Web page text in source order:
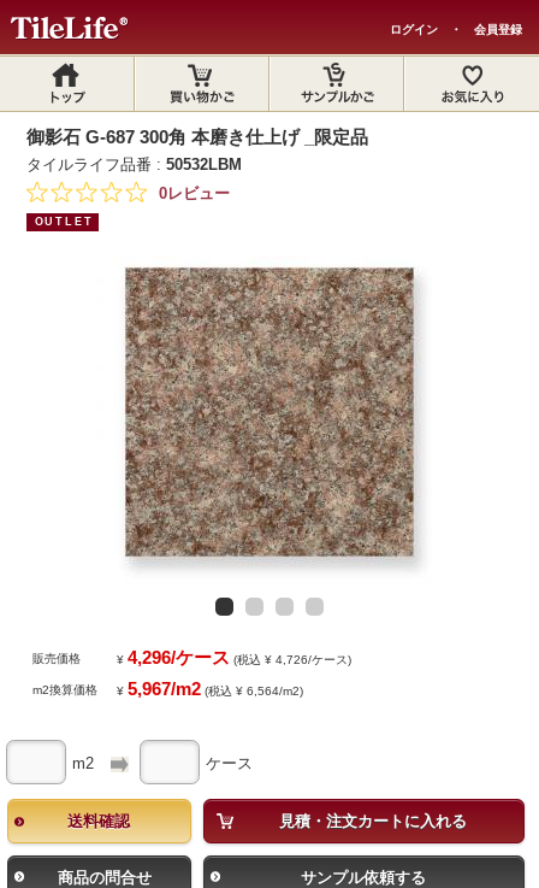
ログイン ・ 会員登録
御影石 G-687 300角 本磨き仕上げ _限定品
タイルライフ品番 :50532LBM
0レビュー
OUTLET
販売価格 ¥4,296/ケース (税込 ¥ 4,726/ケース)
m2換算価格 ¥5,967/m2 (税込 ¥ 6,564/m2)
m2 ケース
送料確認 見積・注文カートに入れる
商品の問合せ サンプル依頼する